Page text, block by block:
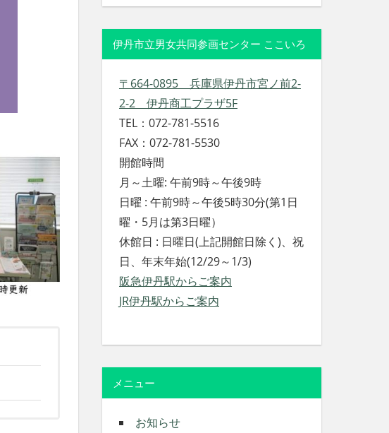
伊丹市立男女共同参画センター ここいろ
〒664-0895 兵庫県伊丹市宮ノ前2-
2-2 伊丹商工プラザ5F
TEL：072-781-5516
FAX：072-781-5530
開館時間
月～土曜: 午前9時～午後9時
日曜 : 午前9時～午後5時30分(第1日
曜・5月は第3日曜）
休館日 : 日曜日(上記開館日除く)、祝
日、年末年始(12/29～1/3)
阪急伊丹駅からご案内
JR伊丹駅からご案内
メニュー
お知らせ